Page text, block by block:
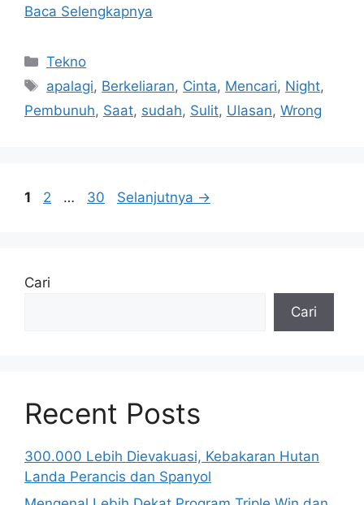
Baca Selengkapnya
Kategori
Tekno
Tag
apalagi, Berkeliaran, Cinta, Mencari, Night,
Pembunuh, Saat, sudah, Sulit, Ulasan, Wrong
Halaman
1 Halaman
2 … Halaman
30 Selanjutnya →
Cari
Cari
Recent Posts
300.000 Lebih Dievakuasi, Kebakaran Hutan
Landa Perancis dan Spanyol